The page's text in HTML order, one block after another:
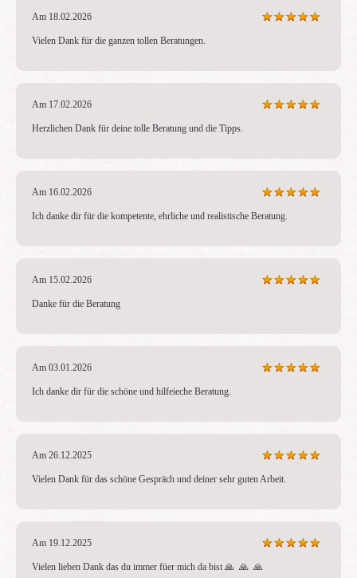
Am 18.02.2026
Vielen Dank für die ganzen tollen Beratungen.
Am 17.02.2026
Herzlichen Dank für deine tolle Beratung und die Tipps.
Am 16.02.2026
Ich danke dir für die kompetente, ehrliche und realistische Beratung.
Am 15.02.2026
Danke für die Beratung
Am 03.01.2026
Ich danke dir für die schöne und hilfeieche Beratung.
Am 26.12.2025
Vielen Dank für das schöne Gespräch und deiner sehr guten Arbeit.
Am 19.12.2025
Vielen lieben Dank das du immer füer mich da bist 🙏  🙏  🙏